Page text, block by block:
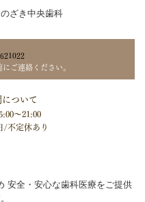
ざき中央歯科
ご連絡ください。
ついて
～21:00
/不定休あり